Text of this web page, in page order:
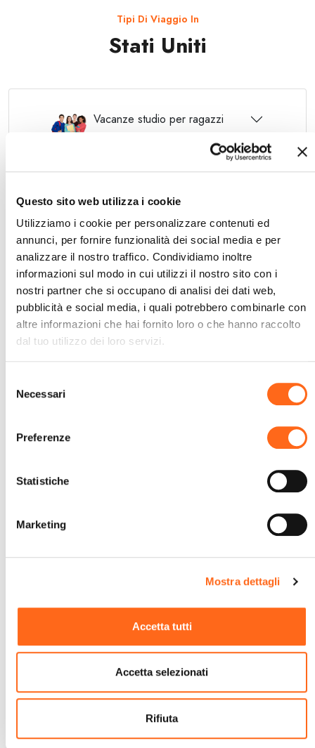
Questo sito web utilizza i cookie
Utilizziamo i cookie per personalizzare contenuti ed
annunci, per fornire funzionalità dei social media e per
analizzare il nostro traffico. Condividiamo inoltre
informazioni sul modo in cui utilizzi il nostro sito con i
nostri partner che si occupano di analisi dei dati web,
pubblicità e social media, i quali potrebbero combinarle con
altre informazioni che hai fornito loro o che hanno raccolto
dal tuo utilizzo dei loro servizi.
delNecessari
Preferenze
Statistiche
Marketing
Mostra dettagli
Accetta tutti
Accetta selezionati
Rifiuta
Tipi Di Viaggio In
Stati Uniti
Vacanze studio per ragazzi
Corsi individuali all'estero
ITACA 2026
Vuoi essere contattato?
Ti chiamiamo noi